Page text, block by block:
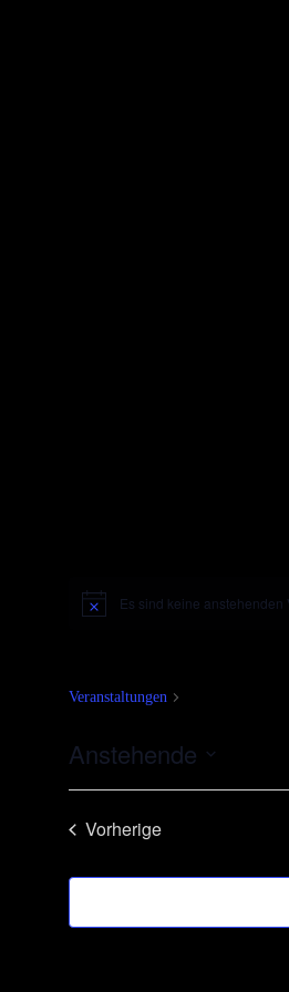
HinweisEs sind keine
Veranstaltungen
Anstehende
Vorherige